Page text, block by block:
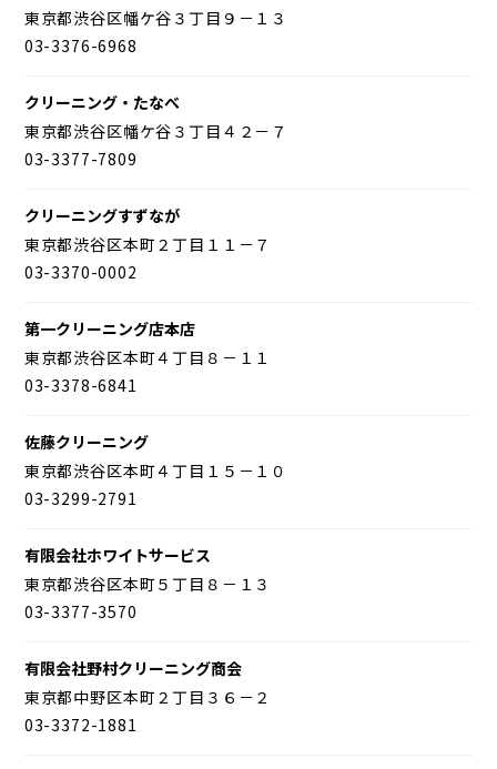
東京都渋谷区幡ケ谷３丁目９－１３
03-3376-6968
クリーニング・たなべ
東京都渋谷区幡ケ谷３丁目４２－７
03-3377-7809
クリーニングすずなが
東京都渋谷区本町２丁目１１－７
03-3370-0002
第一クリーニング店本店
東京都渋谷区本町４丁目８－１１
03-3378-6841
佐藤クリーニング
東京都渋谷区本町４丁目１５－１０
03-3299-2791
有限会社ホワイトサービス
東京都渋谷区本町５丁目８－１３
03-3377-3570
有限会社野村クリーニング商会
東京都中野区本町２丁目３６－２
03-3372-1881